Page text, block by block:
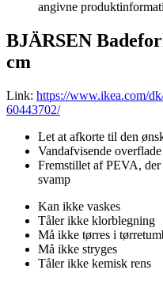
angivne
BJÄRSEN
cm
Link: https://www.ikea.com/
60443702/
Let at afkorte til den
Vandafvisende
Fremstillet af PEVA, der
svamp
Kan ikke vaskes
Tåler ikke klorblegning
Må ikke tørres i
Må ikke stryges
Tåler ikke kemisk rens